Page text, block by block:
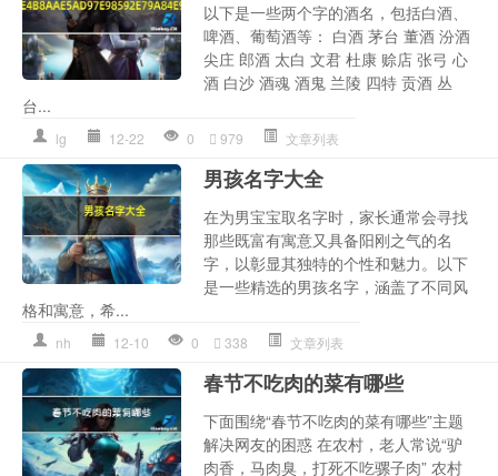
以下是一些两个字的酒名，包括白酒、
啤酒、葡萄酒等： 白酒 茅台 董酒 汾酒
尖庄 郎酒 太白 文君 杜康 赊店 张弓 心
酒 白沙 酒魂 酒鬼 兰陵 四特 贡酒 丛
台...
lg 12-22 0 979 文章列表
男孩名字大全
在为男宝宝取名字时，家长通常会寻找
那些既富有寓意又具备阳刚之气的名
字，以彰显其独特的个性和魅力。以下
是一些精选的男孩名字，涵盖了不同风
格和寓意，希...
nh 12-10 0 338 文章列表
春节不吃肉的菜有哪些
下面围绕“春节不吃肉的菜有哪些”主题
解决网友的困惑 在农村，老人常说“驴
肉香，马肉臭，打死不吃骡子肉” 农村